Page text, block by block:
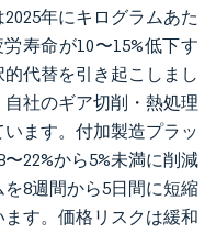
年にキログラムあた
寿命が10〜15%低下す
代替を引き起こしまし
社のギア切削・熱処理
ます。付加製造プラッ
22%から5%未満に削減
8週間から5日間に短縮
す。価格リスクは緩和